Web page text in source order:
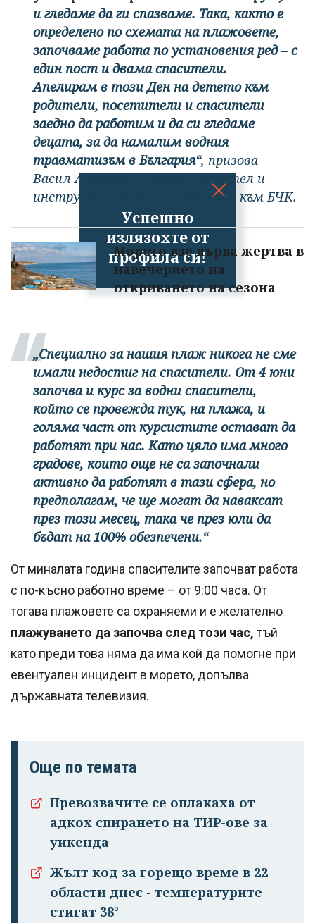
Успешно
излязохте от
профила си!
и гледаме да ги спазваме. Така, както е
определено по схемата на плажовете,
започваме работа по установения ред – с
един пост и двама спасители.
Апелирам в този Ден на детето към
родители, посетители и спасители
заедно да работим и да си гледаме
децата, за да намалим водния
травматизъм в България“, призова
Васил Алексиев, старши спасител и
инструктор по водно спасяване към БЧК.
Морето взе първа жертва в
навечерието на
откриването на сезона
„Специално за нашия плаж никога не сме
имали недостиг на спасители. От 4 юни
започва и курс за водни спасители,
който се провежда тук, на плажа, и
голяма част от курсистите остават да
работят при нас. Като цяло има много
градове, които още не са започнали
активно да работят в тази сфера, но
предполагам, че ще могат да наваксат
през този месец, така че през юли да
бъдат на 100% обезпечени.“
От миналата година спасителите започват работа
с по-късно работно време – от 9:00 часа. От
тогава плажовете са охраняеми и е желателно
плажуването да започва след този час,тъй
като преди това няма да има кой да помогне при
евентуален инцидент в морето, допълва
държавната телевизия.
Още по темата
Превозвачите се оплакаха от
адкох спирането на ТИР-ове за
уикенда
Жълт код за горещо време в 22
области днес - температурите
стигат 38°